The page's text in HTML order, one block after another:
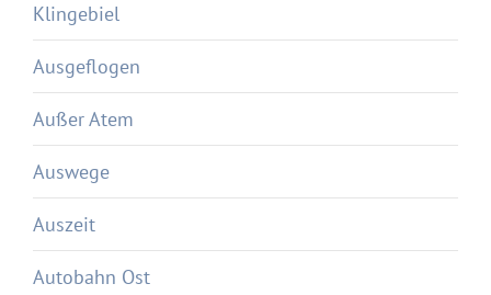
Klingebiel
Ausgeflogen
Außer Atem
Auswege
Auszeit
Autobahn Ost